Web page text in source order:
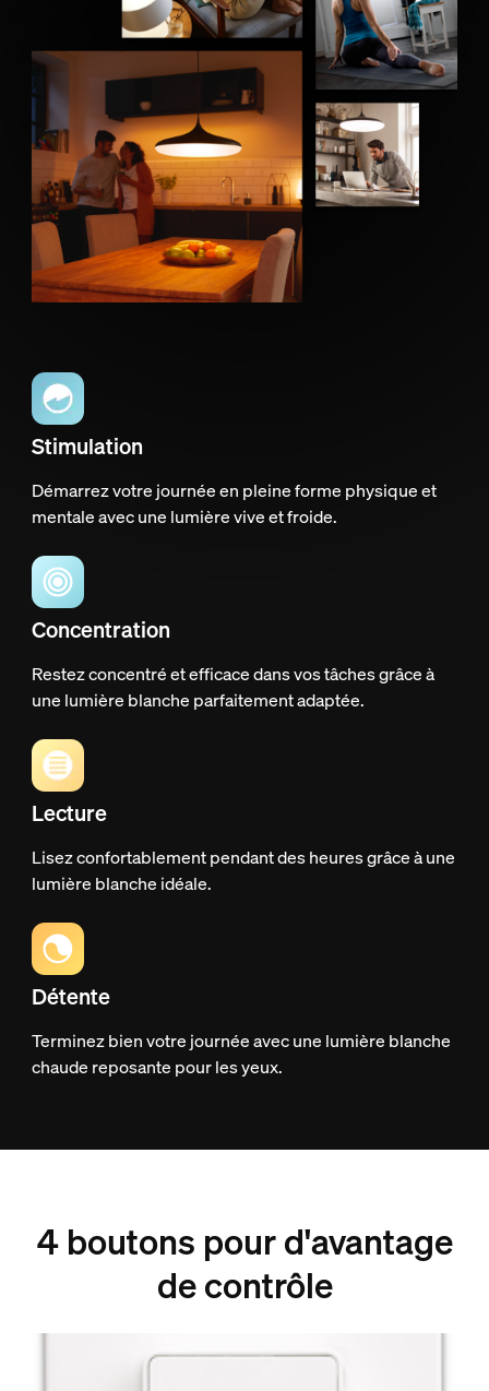
Stimulation
Démarrez votre journée en pleine forme physique et
mentale avec une lumière vive et froide.
Concentration
Restez concentré et efficace dans vos tâches grâce à
une lumière blanche parfaitement adaptée.
Lecture
Lisez confortablement pendant des heures grâce à une
lumière blanche idéale.
Détente
Terminez bien votre journée avec une lumière blanche
chaude reposante pour les yeux.
4 boutons pour d'avantage
de contrôle